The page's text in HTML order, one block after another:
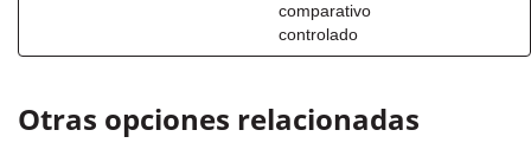
comparativo
controlado
Otras opciones relacionadas